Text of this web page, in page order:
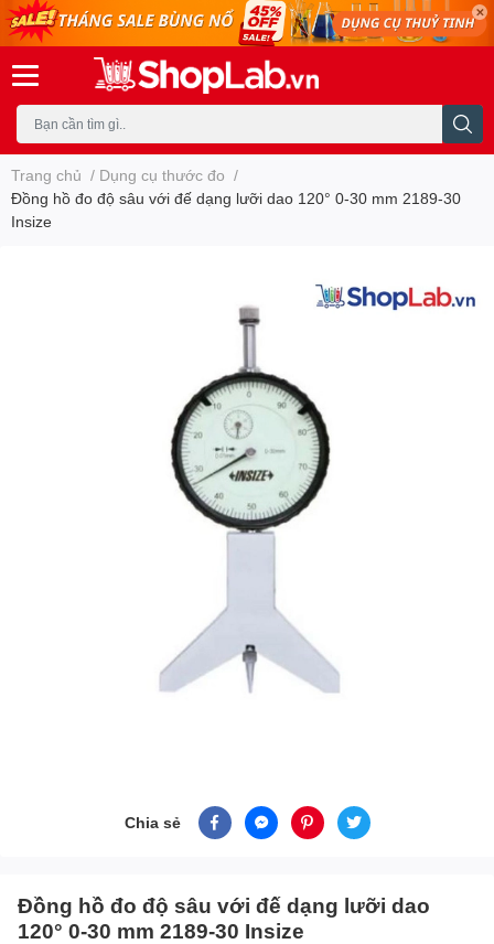
Trang chủ / Dụng cụ thước đo /
Đồng hồ đo độ sâu với đế dạng lưỡi dao 120° 0-30 mm 2189-30
Insize
Chia sẻ
Đồng hồ đo độ sâu với đế dạng lưỡi dao
120° 0-30 mm 2189-30 Insize